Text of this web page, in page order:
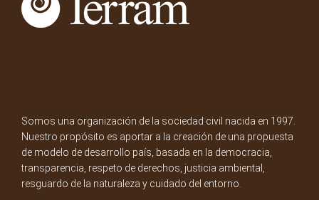
Somos una organización de la sociedad civil nacida en 1997.
Nuestro propósito es aportar a la creación de una propuesta
de modelo de desarrollo país, basada en la democracia,
transparencia, respeto de derechos, justicia ambiental,
resguardo de la naturaleza y cuidado del entorno.